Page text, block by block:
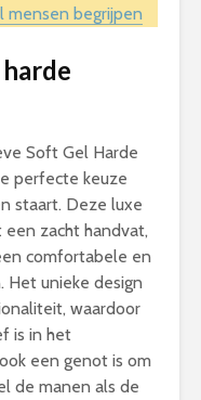
mensen begrijpen
Soft Gel Harde
perfecte keuze
staart. Deze luxe
zacht handvat,
comfortabele en
Het unieke design
waardoor
is in het
een genot is om
de manen als de